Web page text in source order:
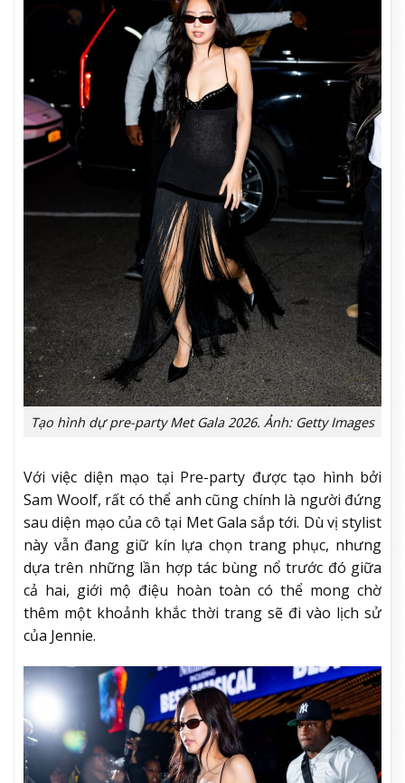
Tạo hình dự pre-party Met Gala 2026. Ảnh: Getty Images
Với việc diện mạo tại Pre-party được tạo hình bởi
Sam Woolf, rất có thể anh cũng chính là người đứng
sau diện mạo của cô tại Met Gala sắp tới. Dù vị stylist
này vẫn đang giữ kín lựa chọn trang phục, nhưng
dựa trên những lần hợp tác bùng nổ trước đó giữa
cả hai, giới mộ điệu hoàn toàn có thể mong chờ
thêm một khoảnh khắc thời trang sẽ đi vào lịch sử
của Jennie.